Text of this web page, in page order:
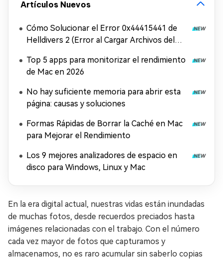
Artículos Nuevos
Cómo Solucionar el Error 0x44415441 de
Helldivers 2 (Error al Cargar Archivos del
Top 5 apps para monitorizar el rendimiento
de Mac en 2026
No hay suficiente memoria para abrir esta
página: causas y soluciones
Formas Rápidas de Borrar la Caché en Mac
para Mejorar el Rendimiento
Los 9 mejores analizadores de espacio en
disco para Windows, Linux y Mac
En la era digital actual, nuestras vidas están inundadas
de muchas fotos, desde recuerdos preciados hasta
imágenes relacionadas con el trabajo. Con el número
cada vez mayor de fotos que capturamos y
almacenamos, no es raro acumular sin saberlo copias